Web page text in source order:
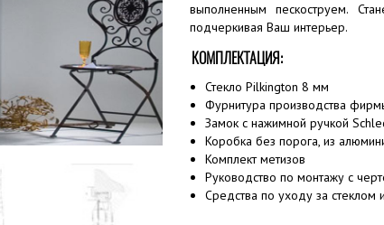
выполненным пескоструем.
подчеркивая Ваш интерьер.
КОМПЛЕКТАЦИЯ:
Стекло Pilkington 8 мм
Фурнитура производства
Замок с нажимной ручкой
Коробка без порога, из
Комплект метизов
Руководство по монтажу с
Средства по уходу за стеклом